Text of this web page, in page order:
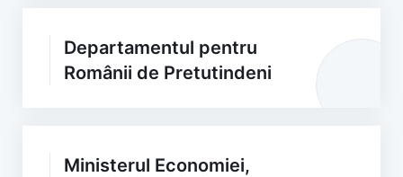
Departamentul pentru
Românii de Pretutindeni
Ministerul Economiei,